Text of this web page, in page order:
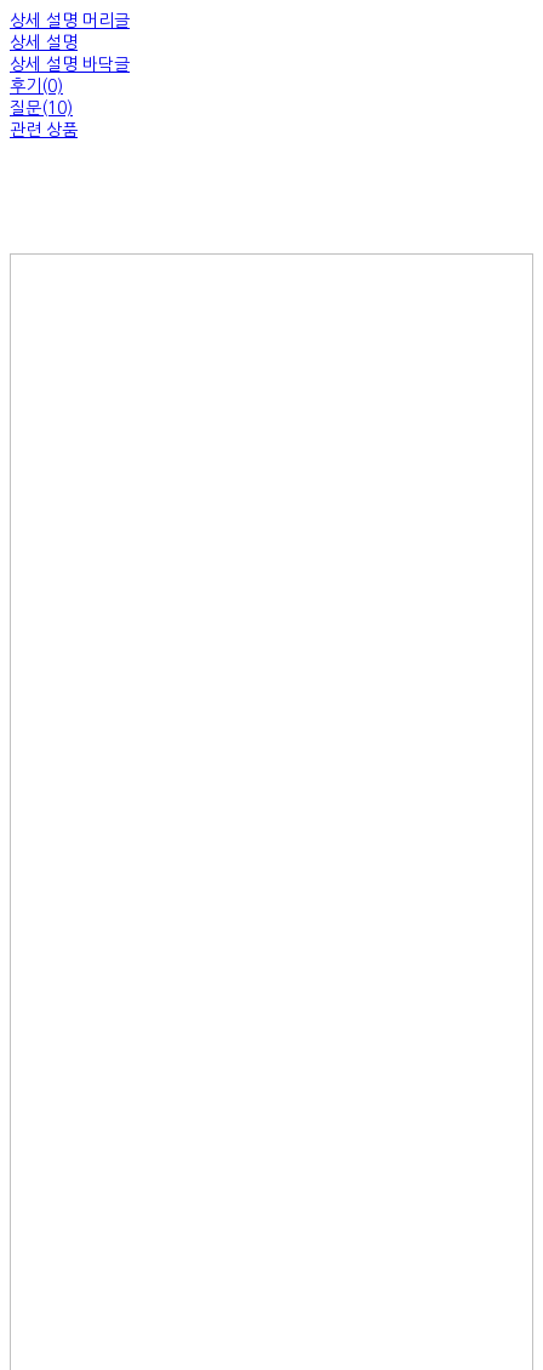
상세 설명 머리글
상세 설명
상세 설명 바닥글
후기(0)
질문(10)
관련 상품